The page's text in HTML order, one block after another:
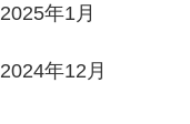
2025年1月
2024年12月